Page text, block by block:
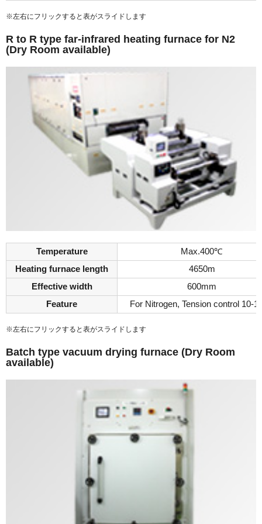
※左右にフリックすると表がスライドします
R to R type far-infrared heating furnace for N2
(Dry Room available)
Temperature
Max.400℃
Heating furnace length
4650m
Effective width
600mm
Feature
For Nitrogen, Tension control 10-
※左右にフリックすると表がスライドします
Batch type vacuum drying furnace (Dry Room
available)